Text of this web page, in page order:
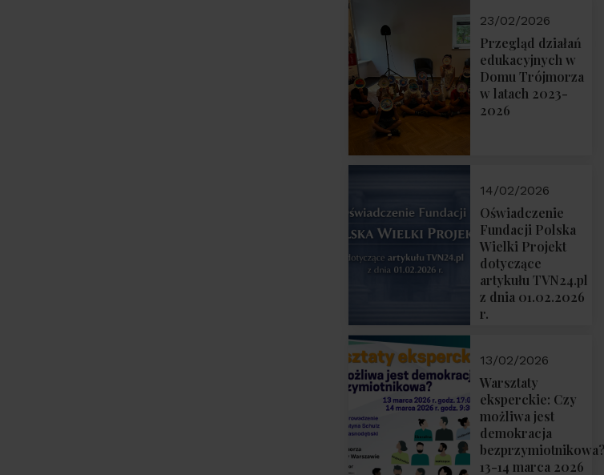
Rozmawiają red.
Grzegorz Górny i
prof. Michał
Łuczewski
23/02/2026
Przegląd działań
edukacyjnych w
Domu Trójmorza
w latach 2023-
2026
14/02/2026
Oświadczenie
Fundacji Polska
Wielki Projekt
dotyczące
artykułu TVN24.pl
z dnia 01.02.2026
r.
13/02/2026
Warsztaty
eksperckie: Czy
możliwa jest
demokracja
13-14 marca 2026